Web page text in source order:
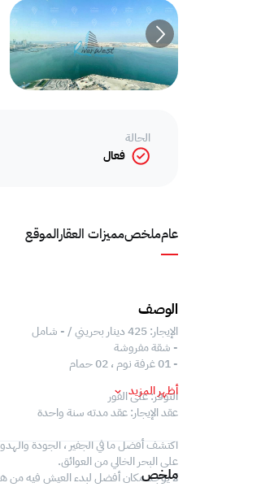
عامملخصمميزات العقارالموقع
الحالة
فعال
الوصف
الإيجار: 425 دينار بحريني / - شامل
- شقة مفروشة
- 01 غرفة نوم ، 02 حمام
التوفر: على الفور
عقد الإيجار: عقد مدته سنة واحدة
اكتشف أفضل ما في الجفير ، الجودة
على البحر الخالي من العوائق.
لا يوجد مكان أفضل لبدء العيش فيه من هذه
أظهر المزيد
ملخص